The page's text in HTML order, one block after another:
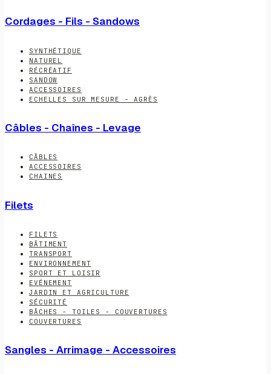
Cordages - Fils - Sandows
SYNTHÉTIQUE
NATUREL
RÉCRÉATIF
SANDOW
ACCESSOIRES
ECHELLES SUR MESURE - AGRÈS
Câbles - Chaînes - Levage
CÂBLES
ACCESSOIRES
CHAINES
Filets
FILETS
BÂTIMENT
TRANSPORT
ENVIRONNEMENT
SPORT ET LOISIR
EVÉNEMENT
JARDIN ET AGRICULTURE
SÉCURITÉ
BÂCHES - TOILES - COUVERTURES
COUVERTURES
Sangles - Arrimage - Accessoires